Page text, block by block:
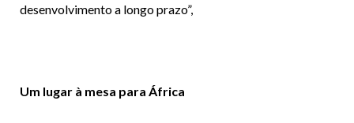
desenvolvimento a longo prazo”,
Um lugar à mesa para África